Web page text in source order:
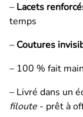
– Lacets
temps
– Coutures
– 100 % fait
– Livré dans un
filoute - prêt à